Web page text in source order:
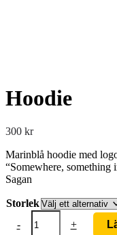
Hoodie
300 kr
Marinblå hoodie med
“Somewhere,
Sagan
Storlek
-
Hoodie
mängd
+